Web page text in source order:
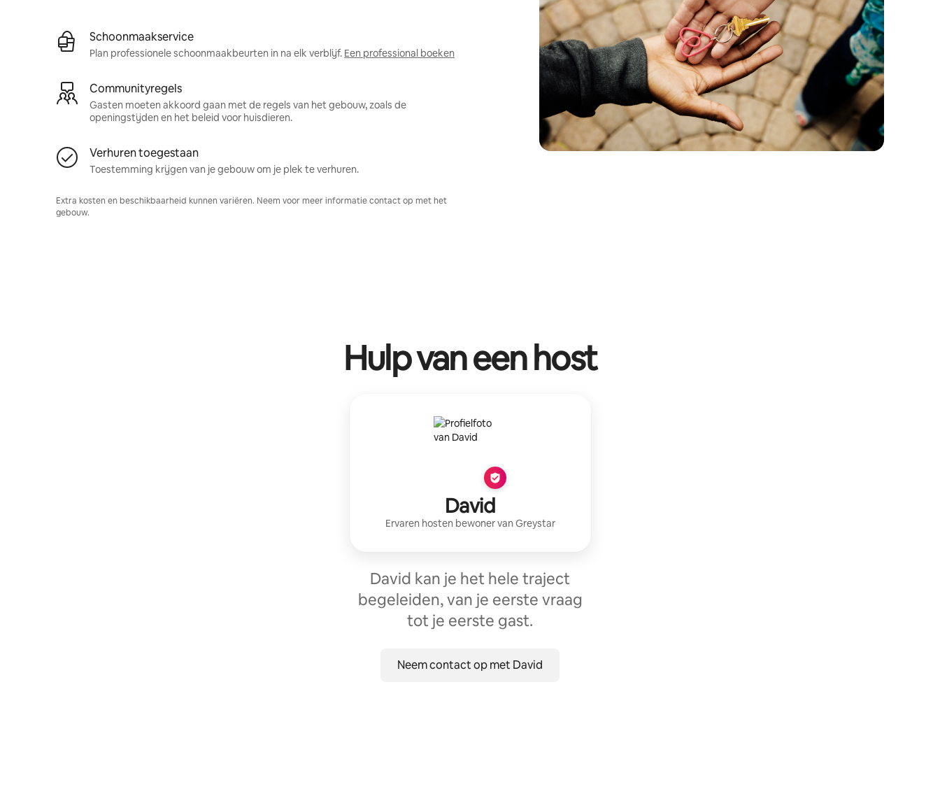
Schoonmaakservice
Plan professionele schoonmaakbeurten in na elk verblijf. Een professional boeken
Communityregels
Gasten moeten akkoord gaan met de regels van het gebouw, zoals de
openingstijden en het beleid voor huisdieren.
Verhuren toegestaan
Toestemming krijgen van je gebouw om je plek te verhuren.
Extra kosten en beschikbaarheid kunnen variëren. Neem voor meer informatie contact op met het
gebouw.
Hulp van een host
David
Ervaren hosten bewoner vanGreystar
David kan je het hele traject
begeleiden, van je eerste vraag
tot je eerste gast.
Neem contact op met David